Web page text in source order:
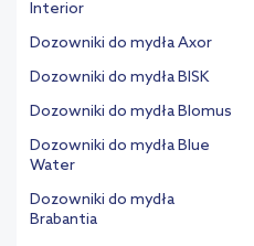
Interior
Dozowniki do mydła Axor
Dozowniki do mydła BISK
Dozowniki do mydła Blomus
Dozowniki do mydła Blue
Water
Dozowniki do mydła
Brabantia